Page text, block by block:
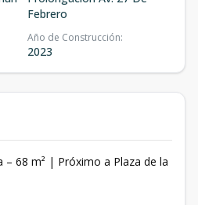
Febrero
Año de Construcción:
2023
68 m² | Próximo a Plaza de la